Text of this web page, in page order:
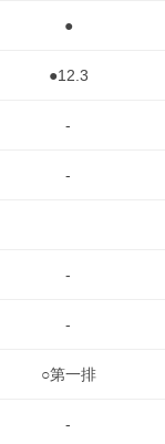
●
●12.3
-
-
-
-
○第一排
-